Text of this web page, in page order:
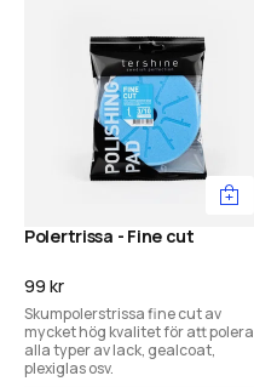
Polertrissa - Fine cut
99 kr
Skumpolerstrissa fine cut av
mycket hög kvalitet för att polera
alla typer av lack, gealcoat,
plexiglas osv.